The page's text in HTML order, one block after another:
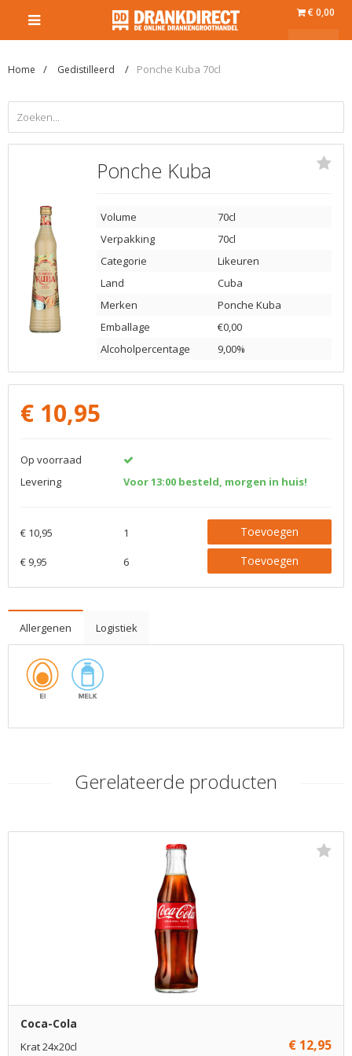
€ 0,00
Home Gedistilleerd Ponche Kuba 70cl
Ponche Kuba
Volume
70cl
Verpakking
70cl
Categorie
Likeuren
Land
Cuba
Merken
Ponche Kuba
Emballage
€0,00
Alcoholpercentage
9,00%
€ 10,95
Op voorraad
Levering
Voor 13:00 besteld, morgen in huis!
€ 10,95 1 Toevoegen
€ 9,95 6 Toevoegen
Allergenen Logistiek
Gerelateerde producten
Coca-Cola
Krat 24x20cl € 12,95